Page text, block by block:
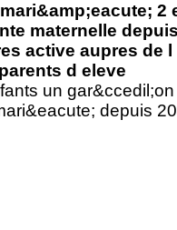
2
maternelle
active aupres de
d eleve
un
depuis